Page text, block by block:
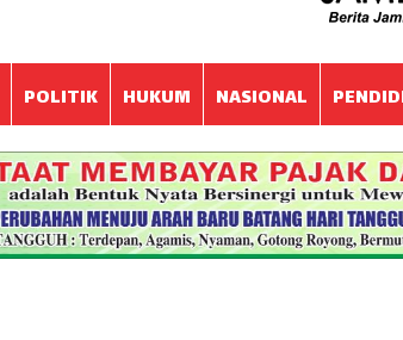
POLITIK HUKUM NASIONAL